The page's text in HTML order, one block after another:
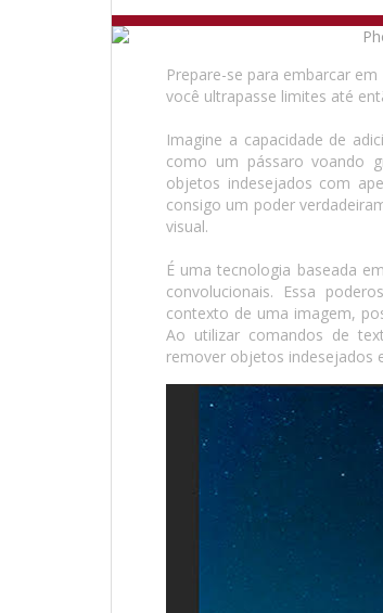
Prepare-se para embarcar
você ultrapasse limites até
Imagine a capacidade de
como um pássaro voando
objetos indesejados com
consigo um poder
visual.
É uma tecnologia baseada
convolucionais. Essa
contexto de uma imagem,
Ao utilizar comandos de
remover objetos indesejados